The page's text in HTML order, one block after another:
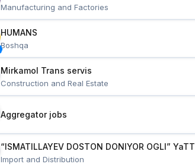
Manufacturing and Factories
HUMANS
Boshqa
Construction and Real Estate
Aggregator jobs
“ISMATILLAYEV DOSTON DONIYOR OGLI” YaTT
Import and Distribution